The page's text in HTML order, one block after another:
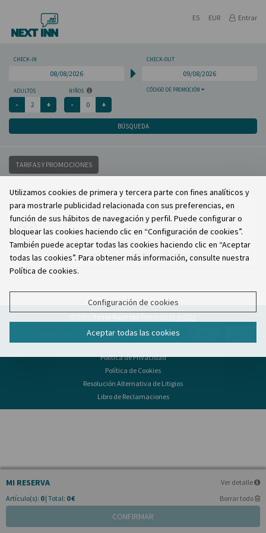
ES EUR Entrar
CHECK-IN CHECK-OUT
CÓDIGO DE PROMOCIÓN
ADULTOS NIÑOS
BÚSQUEDA
TARIFAS Y PROMOCIONES
Lo sentimos, pero no tenemos disponibilidad para sus
opciones de búsqueda.
Por favor, cambie sus criterios o póngase en
contacto con nosotros.
Estaremos encantados de darle la bienvenida.
MI RESERVA
Ver detalle
Artículo(s): 0 | Total: 0 € Borrar todo
CONFIRMAR
- Because a Hotel Sells More Than Rooms
Política de Privacidad
Política de Cookies
Resolución Alternativa de Litigios
Libro de Reclamaciones
Utilizamos cookies de primera y tercera parte con fines analíticos y
para mostrarle publicidad relacionada con sus preferencias, en
función de sus hábitos de navegación y perfil. Puede configurar o
bloquear las cookies haciendo clic en “Configuración de cookies”.
También puede aceptar todas las cookies haciendo clic en “Aceptar
todas las cookies”. Para obtener más información, consulte nuestra
Política de cookies.
Configuración de cookies
Aceptar todas las cookies